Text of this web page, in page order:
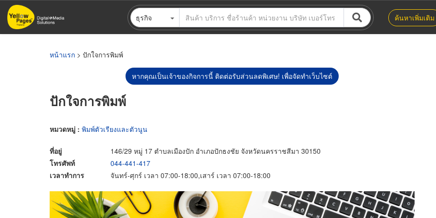
ข้าม
ไป
ธุรกิจ ค้นหาเพิ่มเติม
หน้าแรก > ปักใจการพิมพ์
หากคุณเป็นเจ้าของกิจการนี้ ติดต่อรับส่วนลดพิเศษ! เพื่อจัดทำเว็บไซต์
ปักใจการพิมพ์
หมวดหมู่ : พิมพ์ตัวเรียงและตัวนูน
ที่อยู่
146/29 หมู่ 17 ตำบลเมืองปัก อำเภอปักธงชัย จังหวัดนครราชสีมา 30150
โทรศัพท์
044-441-417
เวลาทำการ
จันทร์-ศุกร์ เวลา 07:00-18:00,เสาร์ เวลา 07:00-18:00